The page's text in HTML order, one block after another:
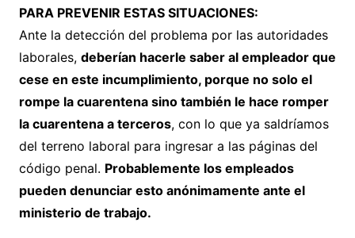
PARA PREVENIR ESTAS SITUACIONES:
Ante la detección del problema por las autoridades
laborales, deberían hacerle saber al empleador que
cese en este incumplimiento, porque no solo el
rompe la cuarentena sino también le hace romper
la cuarentena a terceros, con lo que ya saldríamos
del terreno laboral para ingresar a las páginas del
código penal. Probablemente los empleados
pueden denunciar esto anónimamente ante el
ministerio de trabajo.